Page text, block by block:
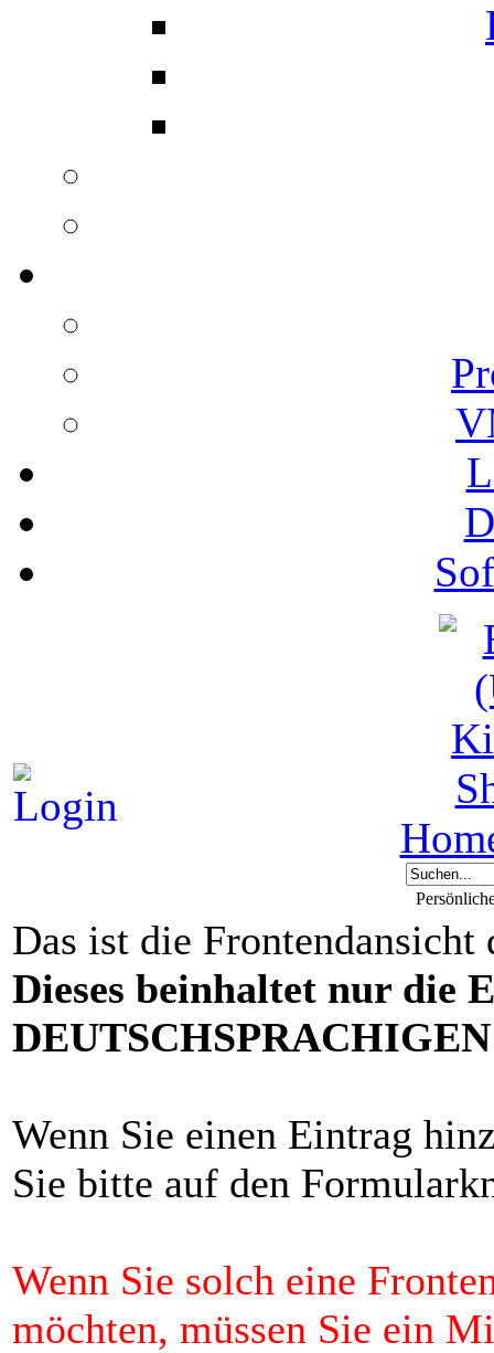
Das ist die
Dieses beinhaltet nur die
Wenn Sie einen Eintrag
Sie bitte auf den
Wenn Sie solch eine
möchten, müssen Sie ein